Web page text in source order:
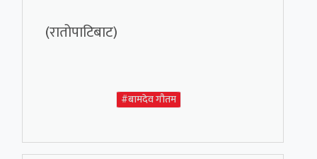
(रातोपाटिबाट)
#बामदेव गौतम